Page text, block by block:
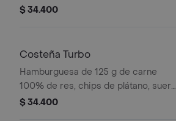
queso tipo mozzarella, piña, lechuga,
$ 34.400
Costeña Turbo
Hamburguesa de 125 g de carne
100% de res, chips de plátano, suero,
queso costeño rallado y salsa blanca
$ 34.400